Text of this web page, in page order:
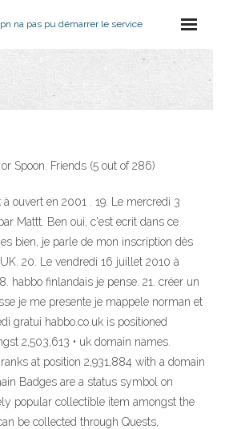
na pas pu démarrer le service
Spoon. Friends (5 out of 286)
à ouvert en 2001 . 19. Le mercredi 3
Mattt. Ben oui, c'est ecrit dans ce
bien, je parle de mon inscription dès
20. Le vendredi 16 juillet 2010 à
habbo finlandais je pense. 21. créer un
je me presente je mappele norman et
gratui habbo.co.uk is positioned
2,503,613 • uk domain names.
at position 2,931,884 with a domain
Badges are a status symbol on
popular collectible item amongst the
be collected through Quests,